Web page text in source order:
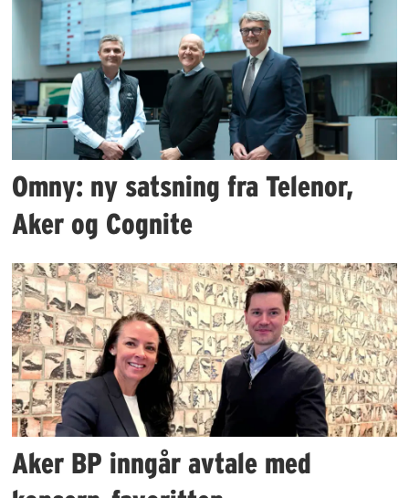
Omny: ny satsning fra Telenor,
Aker og Cognite
Aker BP inngår avtale med